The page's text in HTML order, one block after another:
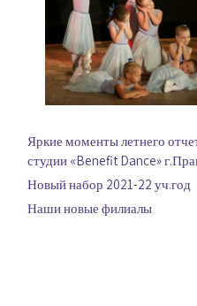
Яркие моменты летнего
студии «Benefit Dance»
Новый набор 2021-22 уч.год
Наши новые филиалы